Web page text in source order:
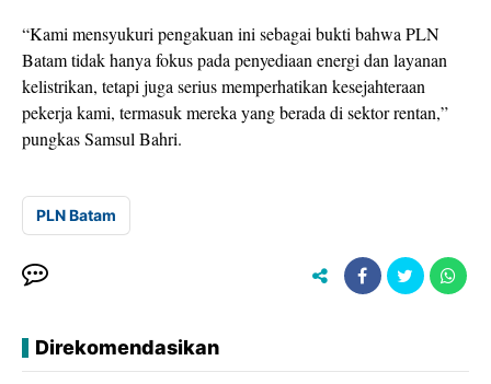
“Kami mensyukuri pengakuan ini sebagai bukti bahwa PLN
Batam tidak hanya fokus pada penyediaan energi dan layanan
kelistrikan, tetapi juga serius memperhatikan kesejahteraan
pekerja kami, termasuk mereka yang berada di sektor rentan,”
pungkas Samsul Bahri.
PLN Batam
Direkomendasikan